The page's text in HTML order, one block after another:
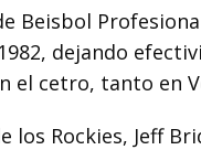
Beisbol
dejando
el cetro, tanto en
los Rockies, Jeff